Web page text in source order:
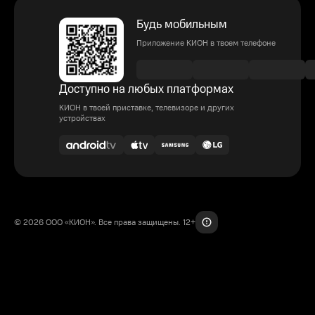
Будь мобильным
Приложение КИОН в твоем телефоне
Доступно на любых платформах
КИОН в твоей приставке, телевизоре и других
устройствах
© 2026 ООО «КИОН». Все права защищены. 12+